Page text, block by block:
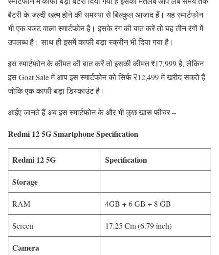
बैटरी के जल्दी खत्म होने की समस्या से बिल्कुल आजाद हैं। यह स्मार्टफोन
भी एक बजट वाला स्मार्टफोन है। इसके रंग की बात करें तो यह तीन रंगों में
उपलब्ध है। साथ ही इसमें काफी बड़ा स्क्रीन भी दिया गया है।
इस स्मार्टफोन के कीमत की बात करें तो इसकी कीमत ₹17,999 है, लेकिन
इस Goat Sale में आप इस स्मार्टफोन को सिर्फ ₹12,499 में खरीद सकते हैं
जोकि एक काफी बड़ा डिस्काउंट है।
आईए जानते हैं अब इस स्मार्टफोन के और भी कुछ खास फीचर –
Redmi 12 5G SmartphoneSpecification
Redmi 12 5G
Specification
Storage
RAM 4GB + 6 GB + 8 GB
Screen 17.25 Cm (6.79 inch)
Camera